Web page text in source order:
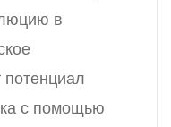
в
потенциал
с помощью